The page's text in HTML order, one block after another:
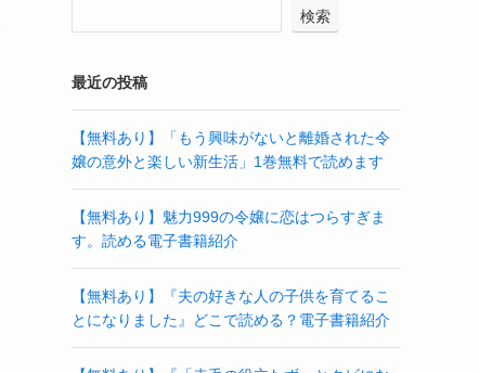
検索
最近の投稿
【無料あり】「もう興味がないと離婚された令
嬢の意外と楽しい新生活」1巻無料で読めます
【無料あり】魅力999の令嬢に恋はつらすぎま
す。読める電子書籍紹介
【無料あり】『夫の好きな人の子供を育てるこ
とになりました』どこで読める？電子書籍紹介